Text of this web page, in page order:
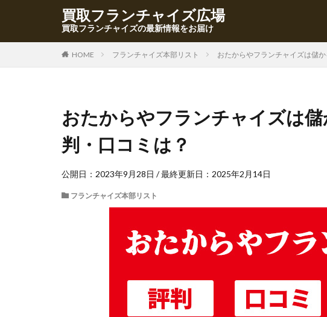
買取フランチャイズ広場
買取フランチャイズの最新情報をお届け
HOME フランチャイズ本部リスト おたからやフランチャイズは儲
おたからやフランチャイズは
判・口コミは？
公開日： 2023年9月28日 / 最終更新日： 2025年2月14日
フランチャイズ本部リスト